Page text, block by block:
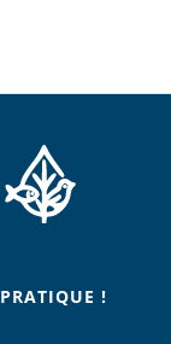
PRATIQUE !